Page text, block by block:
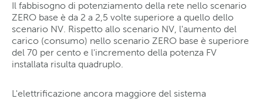
Il fabbisogno di potenziamento della rete nello scenario
ZERO base è da 2 a 2,5 volte superiore a quello dello
scenario NV. Rispetto allo scenario NV, l'aumento del
carico (consumo) nello scenario ZERO base è superiore
del 70 per cento e l'incremento della potenza FV
installata risulta quadruplo.
L'elettrificazione ancora maggiore del sistema